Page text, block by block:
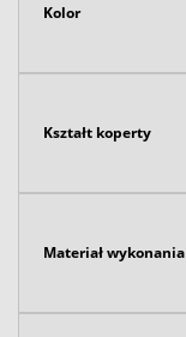
Kolor
Kształt koperty
Materiał wykonania